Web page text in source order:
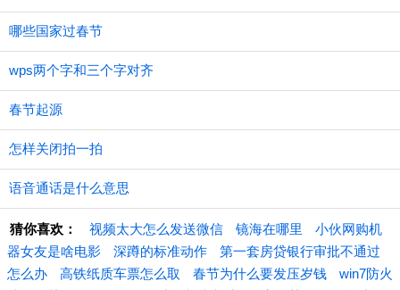
哪些国家过春节
wps两个字和三个字对齐
春节起源
怎样关闭拍一拍
语音通话是什么意思
猜你喜欢： 视频太大怎么发送微信 镜海在哪里
小伙网购机
器女友是啥电影
深蹲的标准动作
第一套房贷银行审批不通过
怎么办
高铁纸质车票怎么取 春节为什么要发压岁钱
win7防火